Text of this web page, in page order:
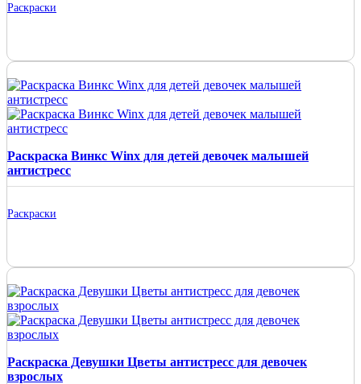
Раскраски
Раскраска Винкс Winx для детей девочек малышей
антистресс
Раскраски
Раскраска Девушки Цветы антистресс для девочек
взрослых